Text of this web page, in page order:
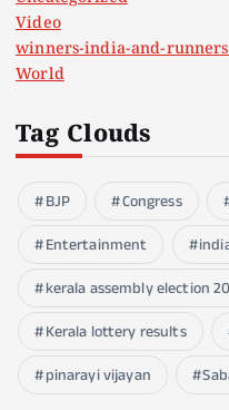
Video
winners-india-and-
World
Tag Clouds
BJP Congress
Entertainment
kerala assembly election
Kerala lottery results
pinarayi vijayan